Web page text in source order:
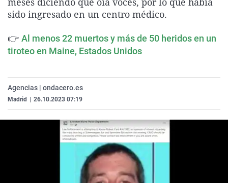
La rosa de los vientos
Como el perro y el
Caso
Equipo de
Extremadura
La Rioja
País Vasco
Virales
Elecciones
sido ingresado en un centro médico.
👉 Al menos 22 muertos y más de 50 heridos en un
tiroteo en Maine, Estados Unidos
Agencias | ondacero.es
Madrid 26.10.2023 07:19